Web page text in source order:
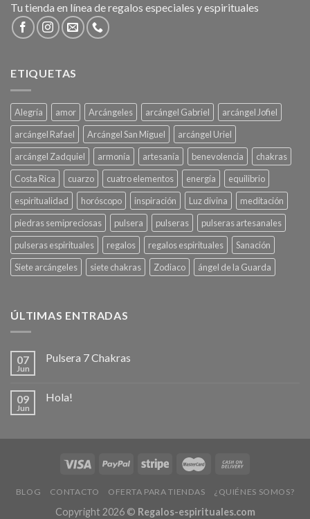
Tu tienda en línea de regalos especiales y espirituales
ETIQUETAS
Alegría amor Arcángeles arcángel Gabriel
arcángel Jofiel
arcángel Rafael
Arcángel San Miguel
arcángel Uriel
arcángel Zadquiel
armonía artesanía benevolencia
chakras
Costa Rica
cuarzo cuatro elementos energía
equilibrio
espiritualidad
horóscopo inspiración Luz divina
meditación
piedras semipreciosas
pulsera pulseras
pulseras artesanales
pulseras espirituales
regalos regalos espirituales
Sanación
Siete arcángeles
siete chakras Zodiaco ángel de la Guarda
ÚLTIMAS ENTRADAS
07
Jun
Pulsera 7 Chakras
09
Jun
Hola!
BLOG CONTACTO OFERTA PARA TIENDAS ¿QUIÉNES SOMOS?
Copyright 2026 © Regalos-espirituales.com